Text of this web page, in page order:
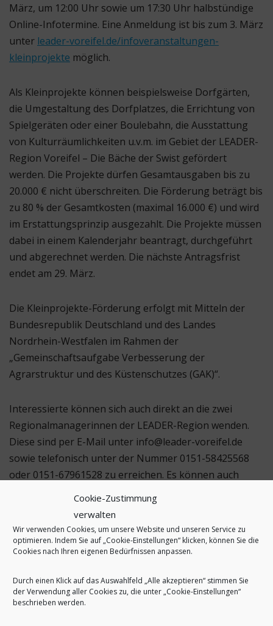
Cookie-Zustimmung
verwalten
Wir verwenden Cookies, um unsere Website und unseren Service zu
optimieren. Indem Sie auf „Cookie-Einstellungen“ klicken, können Sie die
Cookies nach Ihren eigenen Bedürfnissen anpassen.
Durch einen Klick auf das Auswahlfeld „Alle akzeptieren“ stimmen Sie
der Verwendung aller Cookies zu, die unter „Cookie-Einstellungen“
beschrieben werden.
März, um 12:00 Uhr sowie um 17:30 Uhr halbstündige
Online-Infotermine. Eine Anmeldung ist bis zum 3. März
unter leader-voreifel.de/infoveranstaltungen-
kleinprojekte möglich.
Als Kleinprojekte können beispielsweise Dorfgärten,
die Umgestaltung des Dorfplatzes, die Errichtung von
Spielgeräten oder einer Boulebahn, die Ausstattung
von Kulturräumlichkeiten u.v.m. im Gebiet der LEADER-
Region Voreifel – Die Bäche der Swist gefördert
werden. Die Projekte dürfen Gesamtausgaben bis zu
20.000 € nicht überschreiten. Die Förderung beträgt bis
zu 80 % der Gesamtkosten (maximal 16.000 €) und wird
im Erstattungsprinzip ausgezahlt. Die Projekte müssen
dabei in einem Kalenderjahr beantragt, durchgeführt
und abgerechnet werden. Die nächste Antragsfrist
endet am 29. März.
Die Kleinprojekte-Förderung erfolgt mit Mitteln der
Bundesrepublik Deutschland und des Landes
Nordrhein-Westfalen im Rahmen der
„Gemeinschaftsaufgabe Verbesserung der
Agrarstruktur und des Küstenschutzes (GAK)“.
Interessierte können sich auch direkt an die zwei
Regionalmanagerinnen der LEADER-Region wenden.
Diese sind per E-Mail unter info@leader-voreifel.de
sowie telefonisch unter der Nummer 0151-58425568
oder 0151-67961528 zu erreichen. Es können auch
Technologiezentrum in Rheinbach vereinbart werden.
Weitere Informationen gibt es zudem unterleader-
voreifel.de/infoveranstaltungen-kleinprojekte